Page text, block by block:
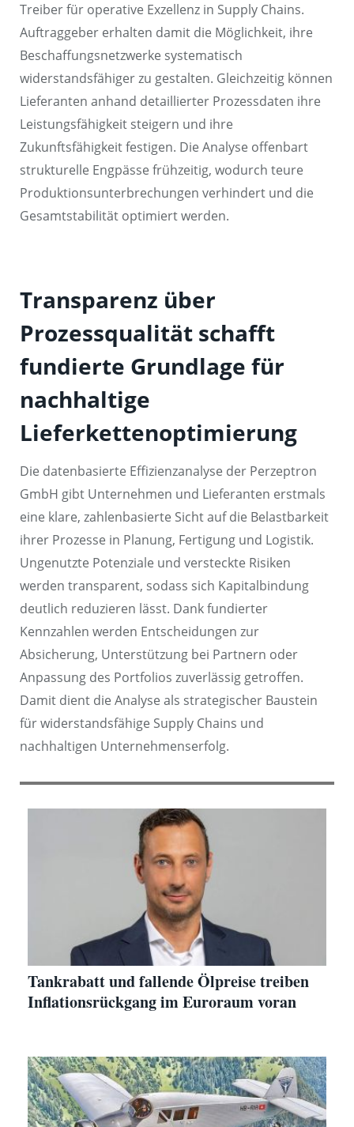
Treiber für operative Exzellenz in Supply Chains.
Auftraggeber erhalten damit die Möglichkeit, ihre
Beschaffungsnetzwerke systematisch
widerstandsfähiger zu gestalten. Gleichzeitig können
Lieferanten anhand detaillierter Prozessdaten ihre
Leistungsfähigkeit steigern und ihre
Zukunftsfähigkeit festigen. Die Analyse offenbart
strukturelle Engpässe frühzeitig, wodurch teure
Produktionsunterbrechungen verhindert und die
Gesamtstabilität optimiert werden.
Transparenz über
Prozessqualität schafft
fundierte Grundlage für
nachhaltige
Lieferkettenoptimierung
Die datenbasierte Effizienzanalyse der Perzeptron
GmbH gibt Unternehmen und Lieferanten erstmals
eine klare, zahlenbasierte Sicht auf die Belastbarkeit
ihrer Prozesse in Planung, Fertigung und Logistik.
Ungenutzte Potenziale und versteckte Risiken
werden transparent, sodass sich Kapitalbindung
deutlich reduzieren lässt. Dank fundierter
Kennzahlen werden Entscheidungen zur
Absicherung, Unterstützung bei Partnern oder
Anpassung des Portfolios zuverlässig getroffen.
Damit dient die Analyse als strategischer Baustein
für widerstandsfähige Supply Chains und
nachhaltigen Unternehmenserfolg.
Tankrabatt und fallende Ölpreise treiben
Inflationsrückgang im Euroraum voran